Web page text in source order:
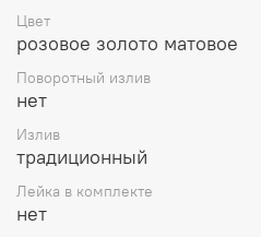
Цвет
розовое золото матовое
Поворотный излив
нет
Излив
традиционный
Лейка в комплекте
нет